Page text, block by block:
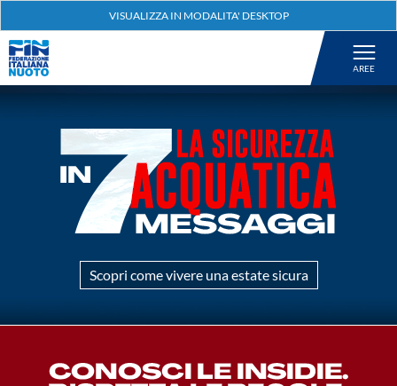
Pallanuoto
Tuffi
Artistico
Fondo
Salvamento
Scopri come vivere una estate sicura